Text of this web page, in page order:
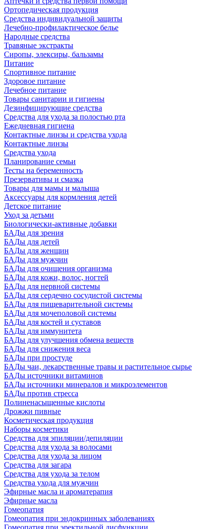
Ортопедическая продукция
Средства индивидуальной защиты
Лечебно-профилактическое белье
Народные средства
Травяные экстракты
Сиропы, элексиры, бальзамы
Питание
Спортивное питание
Здоровое питание
Лечебное питание
Товары санитарии и гигиены
Дезинфицирующие средства
Средства для ухода за полостью рта
Ежедневная гигиена
Контактные линзы и средства ухода
Контактные линзы
Средства ухода
Планирование семьи
Тесты на беременность
Презервативы и смазка
Товары для мамы и малыша
Аксессуары для кормления детей
Детское питание
Уход за детьми
Биологически-активные добавки
БАДы для зрения
БАДы для детей
БАДы для женщин
БАДы для мужчин
БАДы для очищения организма
БАДы для кожи, волос, ногтей
БАДы для нервной системы
БАДы для сердечно сосудистой системы
БАДы для пищеварительной системы
БАДы для мочеполовой системы
БАДы для костей и суставов
БАДы для иммунитета
БАДы для улучшения обмена веществ
БАДы для снижения веса
БАДы при простуде
БАДы чаи, лекарственные травы и растительное сырье
БАДы источники витаминов
БАДы источники минералов и микроэлементов
БАДы против стресса
Полиненасыщенные кислоты
Дрожжи пивные
Косметическая продукция
Наборы косметики
Средства для эпиляции/депиляции
Средства для ухода за волосами
Средства для ухода за лицом
Средства для загара
Средства для ухода за телом
Средства ухода для мужчин
Эфирные масла и ароматерапия
Эфирные масла
Гомеопатия
Гомеопатия при эндокринных заболеваниях
Гомеопатия при эректильной дисфункции